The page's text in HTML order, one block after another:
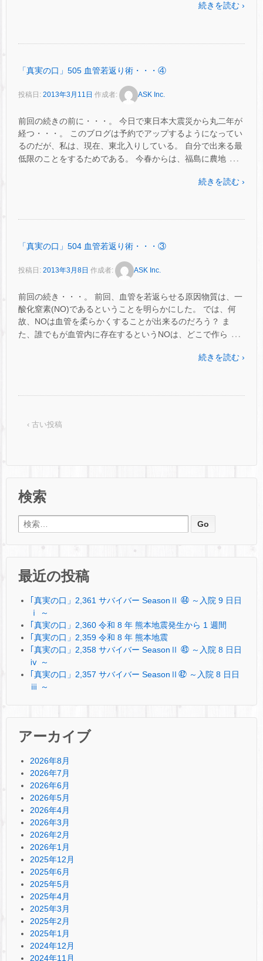
続きを読む ›
「真実の口」505 血管若返り術・・・④
投稿日: 2013年3月11日 作成者: ASK Inc.
前回の続きの前に・・・。 今日で東日本大震災から丸二年が
経つ・・・。 このブログは予約でアップするようになってい
るのだが、私は、現在、東北入りしている。 自分で出来る最
低限のことをするためである。 今春からは、福島に農地 …
続きを読む ›
「真実の口」504 血管若返り術・・・③
投稿日: 2013年3月8日 作成者: ASK Inc.
前回の続き・・・。 前回、血管を若返らせる原因物質は、一
酸化窒素(NO)であるということを明らかにした。 では、何
故、NOは血管を柔らかくすることが出来るのだろう？ ま
た、誰でもが血管内に存在するというNOは、どこで作ら …
続きを読む ›
‹ 古い投稿
検索
検索:
最近の投稿
｢真実の口」2,361 サバイバー SeasonⅡ ㊹ ～入院 9 日日
ⅰ ～
｢真実の口」2,360 令和 8 年 熊本地震発生から 1 週間
｢真実の口」2,359 令和 8 年 熊本地震
｢真実の口」2,358 サバイバー SeasonⅡ ㊸ ～入院 8 日日
ⅳ ～
｢真実の口」2,357 サバイバー SeasonⅡ㊷ ～入院 8 日日
ⅲ ～
アーカイブ
2026年8月
2026年7月
2026年6月
2026年5月
2026年4月
2026年3月
2026年2月
2026年1月
2025年12月
2025年6月
2025年5月
2025年4月
2025年3月
2025年2月
2025年1月
2024年12月
2024年11月